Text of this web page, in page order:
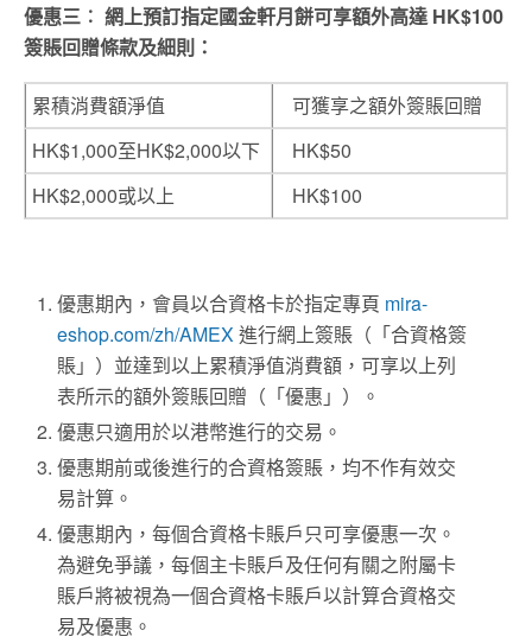
優惠三︰ 網上預訂指定國金軒月餅可享額外高達 HK$100
簽賬回贈條款及細則：
累積消費額淨值
可獲享之額外簽賬回贈
HK$1,000至HK$2,000以下
HK$50
HK$2,000或以上
HK$100
優惠期內，會員以合資格卡於指定專⾴ mira-
eshop.com/zh/AMEX進行網上簽賬（「合資格簽
賬」）並達到以上累積淨值消費額，可享以上列
表所示的額外簽賬回贈（「優惠」）。
優惠只適用於以港幣進行的交易。
優惠期前或後進行的合資格簽賬，均不作有效交
易計算。
優惠期內，每個合資格卡賬戶只可享優惠一次。
為避免爭議，每個主卡賬戶及任何有關之附屬卡
賬戶將被視為一個合資格卡賬戶以計算合資格交
易及優惠。